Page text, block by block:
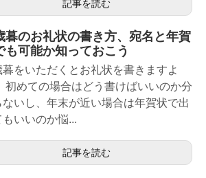
記事を読む
暮のお礼状の書き方、宛名と年賀
も可能か知っておこう
暮をいただくとお礼状を書きますよ
初めての場合はどう書けばいいのか分
ないし、年末が近い場合は年賀状で出
もいいのか悩...
記事を読む